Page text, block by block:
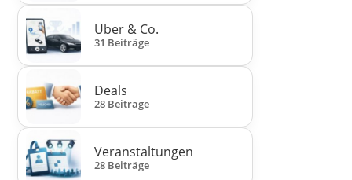
Uber & Co.
31 Beiträge
Deals
28 Beiträge
Veranstaltungen
28 Beiträge